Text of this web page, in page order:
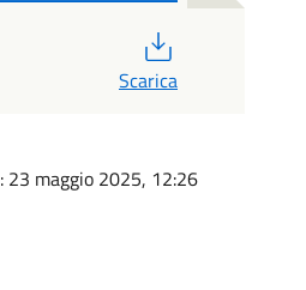
Scarica
: 23 maggio 2025, 12:26